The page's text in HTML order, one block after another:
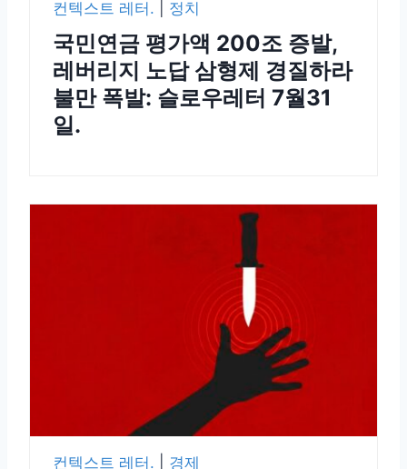
컨텍스트 레터. 정치
국민연금 평가액 200조 증발,
레버리지 노답 삼형제 경질하라
불만 폭발: 슬로우레터 7월31
일.
컨텍스트 레터. 경제